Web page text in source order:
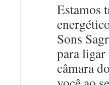
Estamos
Sons
para ligar
câmara